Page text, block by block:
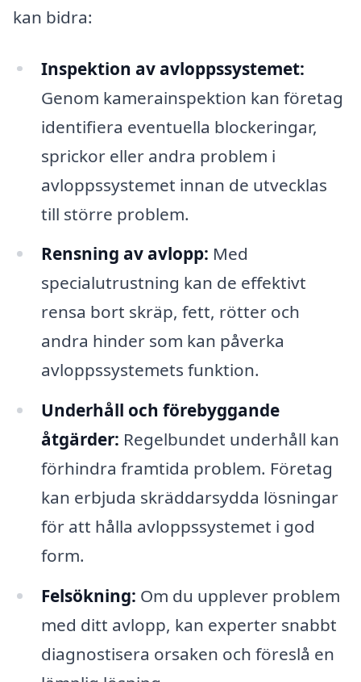
kan bidra:
Inspektion av avloppssystemet:
Genom kamerainspektion kan företag
identifiera eventuella blockeringar,
sprickor eller andra problem i
avloppssystemet innan de utvecklas
till större problem.
Rensning av avlopp: Med
specialutrustning kan de effektivt
rensa bort skräp, fett, rötter och
andra hinder som kan påverka
avloppssystemets funktion.
Underhåll och förebyggande
åtgärder: Regelbundet underhåll kan
förhindra framtida problem. Företag
kan erbjuda skräddarsydda lösningar
för att hålla avloppssystemet i god
form.
Felsökning: Om du upplever problem
med ditt avlopp, kan experter snabbt
diagnostisera orsaken och föreslå en